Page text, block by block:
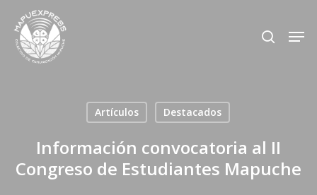
main
search
Artículos Destacados
Información convocatoria al II
Congreso de Estudiantes Mapuche
Close